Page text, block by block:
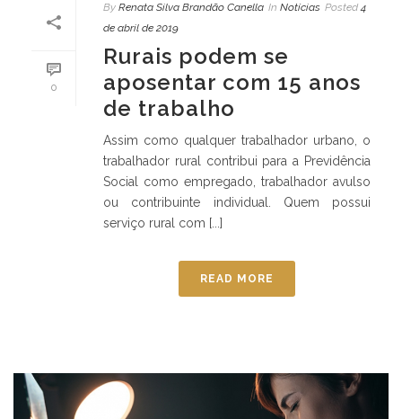
0
By Renata Silva Brandão Canella In Notícias Posted 4
de abril de 2019
Rurais podem se
aposentar com 15 anos
de trabalho
Assim como qualquer trabalhador urbano, o
trabalhador rural contribui para a Previdência
Social como empregado, trabalhador avulso
ou contribuinte individual. Quem possui
serviço rural com [...]
READ MORE